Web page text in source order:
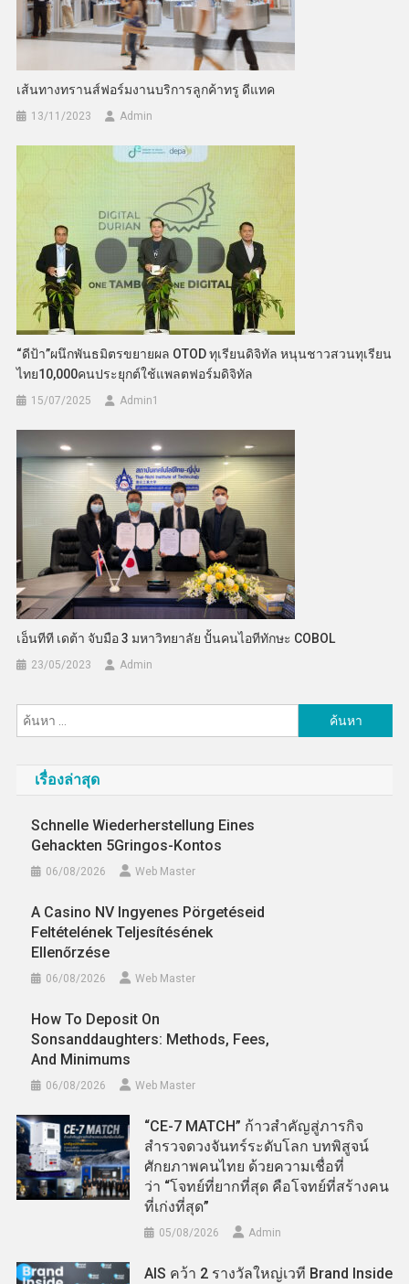
เส้นทางทรานส์ฟอร์มงานบริการลูกค้าทรู ดีแทค
13/11/2023 Admin
“ดีป้า”ผนึกพันธมิตรขยายผล OTOD ทุเรียนดิจิทัล หนุนชาวสวนทุเรียน
ไทย10,000คนประยุกต์ใช้แพลตฟอร์มดิจิทัล
15/07/2025 Admin​1
เอ็นทีที เดต้า จับมือ 3 มหาวิทยาลัย ปั้นคนไอทีทักษะ COBOL
23/05/2023 Admin
สำหรับ:
เรื่องล่าสุด
Schnelle Wiederherstellung Eines
Gehackten 5Gringos-Kontos
06/08/2026 Web Master
A Casino NV Ingyenes Pörgetéseid
Feltételének Teljesítésének
Ellenőrzése
06/08/2026 Web Master
How To Deposit On
Sonsanddaughters: Methods, Fees,
And Minimums
06/08/2026 Web Master
“CE-7 MATCH” ก้าวสำคัญสู่ภารกิจ
สำรวจดวงจันทร์ระดับโลก บทพิสูจน์
ศักยภาพคนไทย ด้วยความเชื่อที่
ว่า “โจทย์ที่ยากที่สุด คือโจทย์ที่สร้างคน
ที่เก่งที่สุด”
05/08/2026 Admin
AIS คว้า 2 รางวัลใหญ่เวที Brand Inside